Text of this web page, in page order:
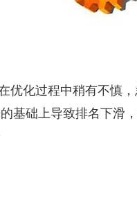
优化过程中稍有不慎
基础上导致排名下滑